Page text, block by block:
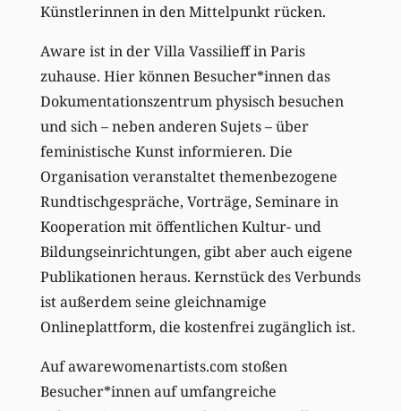
Künstlerinnen in den Mittelpunkt rücken.
Aware ist in der Villa Vassilieff in Paris
zuhause. Hier können Besucher*innen das
Dokumentationszentrum physisch besuchen
und sich – neben anderen Sujets – über
feministische Kunst informieren. Die
Organisation veranstaltet themenbezogene
Rundtischgespräche, Vorträge, Seminare in
Kooperation mit öffentlichen Kultur- und
Bildungseinrichtungen, gibt aber auch eigene
Publikationen heraus. Kernstück des Verbunds
ist außerdem seine gleichnamige
Onlineplattform, die kostenfrei zugänglich ist.
Auf awarewomenartists.com stoßen
Besucher*innen auf umfangreiche